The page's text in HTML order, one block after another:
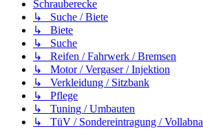
Schrauberecke
↳ Suche / Biete
↳ Biete
↳ Suche
↳ Reifen / Fahrwerk / Bremsen
↳ Motor / Vergaser / Injektion
↳ Verkleidung / Sitzbank
↳ Pflege
↳ Tuning / Umbauten
↳ TüV / Sondereintragung /